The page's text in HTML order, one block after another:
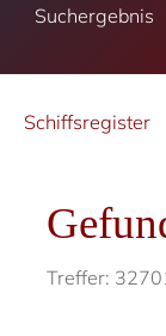
Suchergebnis
Schiffsregister
Treffer: